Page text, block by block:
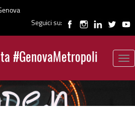
Seguici su:
#GenovaMetropoli